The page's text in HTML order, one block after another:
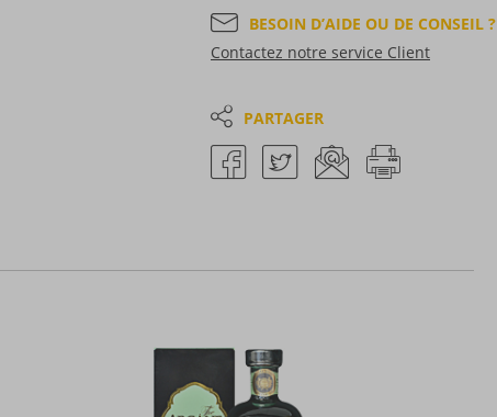
BESOIN D’AIDE OU DE CONSEIL ?
Contactez notre service Client
PARTAGER